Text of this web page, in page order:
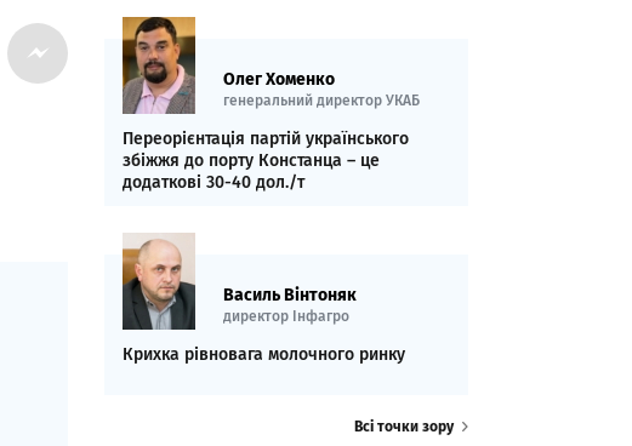
Олег Хоменко
генеральний директор УКАБ
Переорієнтація партій українського
збіжжя до порту Констанца – це
додаткові 30-40 дол./т
Василь Вінтоняк
директор Інфагро
Крихка рівновага молочного ринку
Всі точки зору